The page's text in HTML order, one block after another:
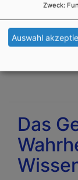
Bildrechte ELKB
Das
Zweck:
Auswahl